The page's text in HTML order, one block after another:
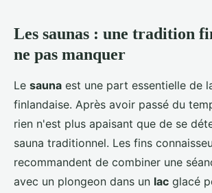
Les saunas : une tradition
ne pas manquer
Le sauna est une part essentielle de
finlandaise. Après avoir passé du
rien n'est plus apaisant que de se
sauna traditionnel. Les fins
recommandent de combiner une
avec un plongeon dans un lac glacé